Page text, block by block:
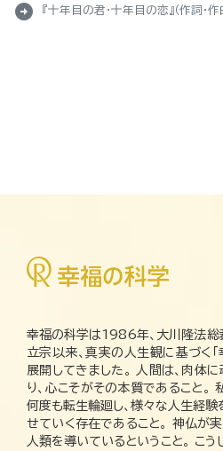
arrow_circle_right 『十年目の君・十年目の恋』（作詞・作
幸福の科学は1986年、大川隆法総
立宗以来、真実の人生観に基づく「
展開してきました。 人間は、肉体
り、心こそがその本質であること。
何度も転生輪廻し、様々な人生経験
せていく存在であること。 神仏が実
人類を導いているということ。 こ